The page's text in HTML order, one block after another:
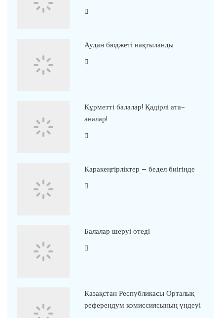
Аудан бюджеті нақтыланды
Құрметті балалар! Қадірлі ата-
аналар!
Қаракеңгірліктер – бедел биігінде
Балалар шеруі өтеді
Қазақстан Республикасы Орталық
референдум комиссиясының үндеуі